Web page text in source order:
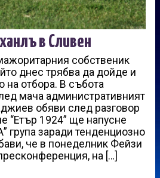
в Сливен
собственик
днес трябва да дойде и
отбора. В събота
мача административният
обяви след разговор
“Етър 1924” ще напусне
група заради тенденциозно
че в понеделник Фейзи
на […]